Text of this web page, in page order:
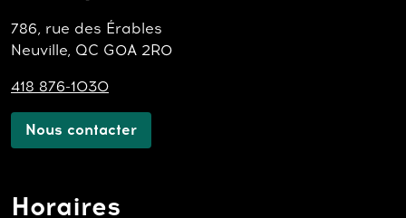
786, rue des Érables
Neuville, QC G0A 2R0
418 876-1030
Nous contacter
Horaires